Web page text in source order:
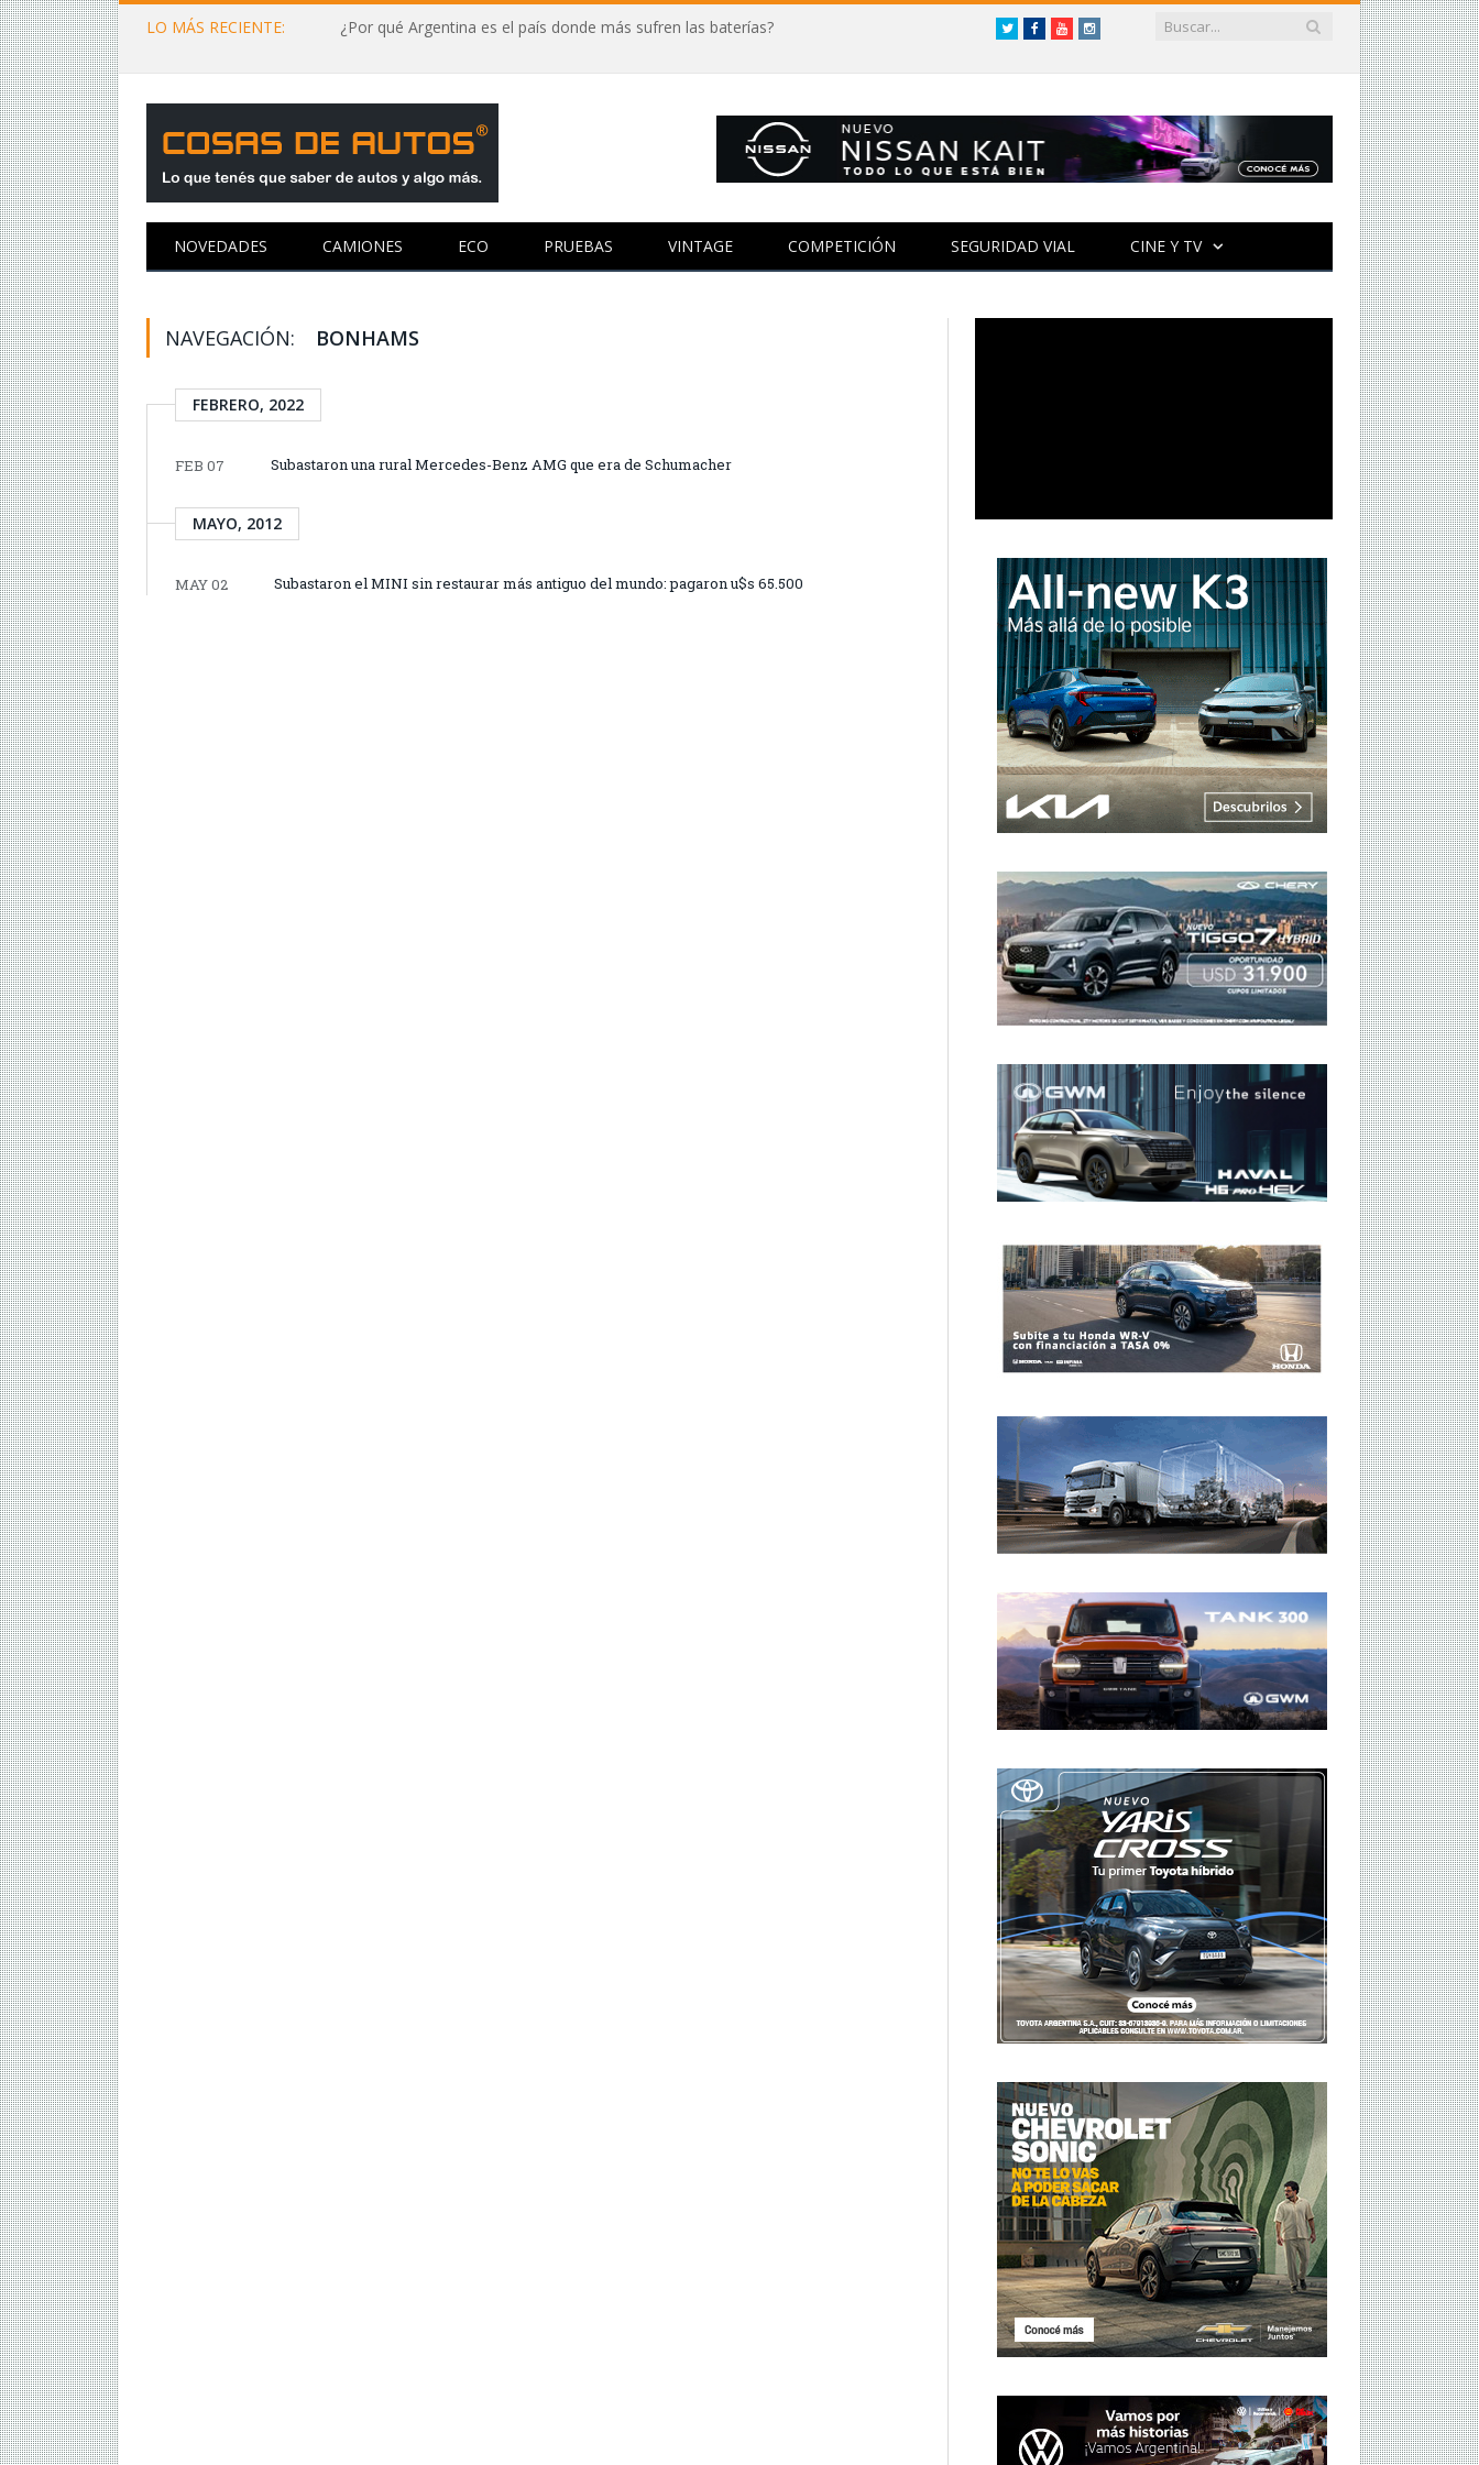
LO MÁS RECIENTE: ¿Por qué Argentina es el país donde más sufren las baterías? TwitterFacebookYouTubeInstagram
NOVEDADES CAMIONES ECO PRUEBAS VINTAGE COMPETICIÓN SEGURIDAD VIAL CINE Y TV
NAVEGACIÓN: BONHAMS
FEBRERO, 2022
FEB 07 Subastaron una rural Mercedes-Benz AMG que era de Schumacher
MAYO, 2012
MAY 02 Subastaron el MINI sin restaurar más antiguo del mundo: pagaron u$s 65.500